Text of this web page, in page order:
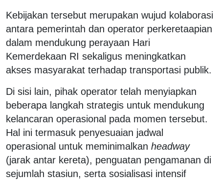
Kebijakan tersebut merupakan wujud kolaborasi
antara pemerintah dan operator perkeretaapian
dalam mendukung perayaan Hari
Kemerdekaan RI sekaligus meningkatkan
akses masyarakat terhadap transportasi publik.
Di sisi lain, pihak operator telah menyiapkan
beberapa langkah strategis untuk mendukung
kelancaran operasional pada momen tersebut.
Hal ini termasuk penyesuaian jadwal
operasional untuk meminimalkan headway
(jarak antar kereta), penguatan pengamanan di
sejumlah stasiun, serta sosialisasi intensif